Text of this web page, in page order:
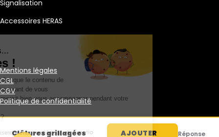
Signalisation
Accessoires HERAS
© 2025 TMF Location. Tous droits réservés.
Mentions légales
CGL
CGV
Politique de confidentialité
Clôtures grillagées AJOUTER Réponse
les Cookies !
On a attendu d'être sûrs que le contenu de
ce site vous intéresse avant de vous
déranger, mais on aimerait bien vous accompagner pendant votre
visite...
C'est OK pour vous ?
Consentements certifiés par